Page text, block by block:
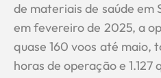
de materiais de saúde em
em fevereiro de 2025, a
quase 160 voos até maio,
horas de operação e